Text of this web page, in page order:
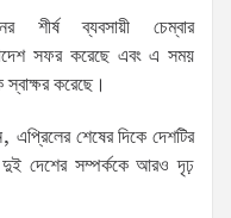
শীর্ষ ব্যবসায়ী চেম্বার
সফর করেছে এবং এ সময়
করেছে।
এপ্রিলের শেষের দিকে দেশটির
দুই দেশের সম্পর্ককে আরও দৃঢ়